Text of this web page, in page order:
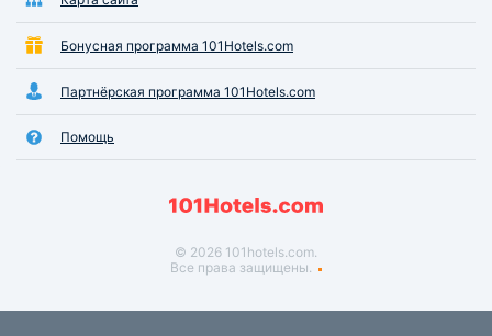
Бонусная программа 101Hotels.com
Партнёрская программа 101Hotels.com
Помощь
© 2026 101hotels.com.
Все права защищены.